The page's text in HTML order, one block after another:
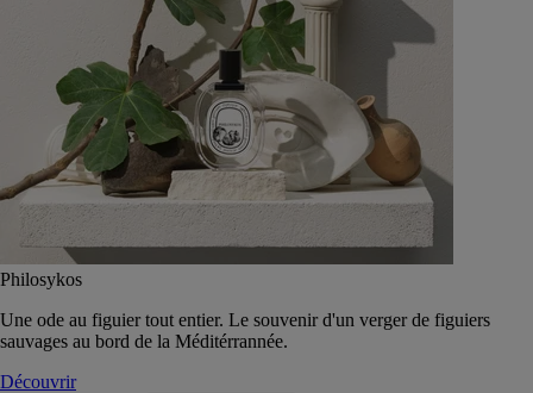
Philosykos
Une ode au figuier tout entier. Le souvenir d'un verger de figuiers
sauvages au bord de la Méditérrannée.
Découvrir